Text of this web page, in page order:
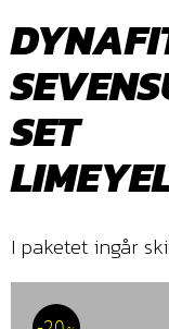
SET
I paketet ingår